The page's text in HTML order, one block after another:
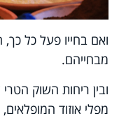
ואם בחייו פעל כל כך,
מבחייהם.
ובין ריחות השוק
מפלי אוזוד